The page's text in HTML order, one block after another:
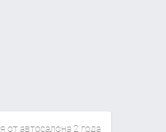
от автосалона 2 года